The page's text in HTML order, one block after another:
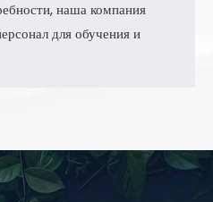
наша компания
для обучения и